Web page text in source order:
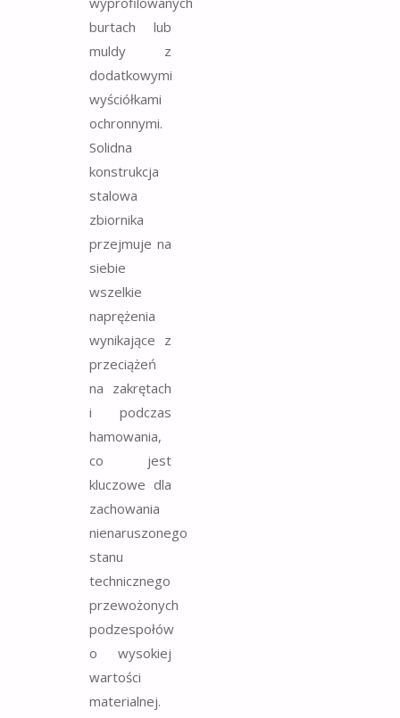
burtach lub
muldy z
dodatkowymi
wyściółkami
ochronnymi.
Solidna
konstrukcja
stalowa
zbiornika
przejmuje na
siebie
wszelkie
naprężenia
wynikające z
przeciążeń
na zakrętach
i podczas
hamowania,
co jest
kluczowe dla
zachowania
nienaruszonego
stanu
technicznego
przewożonych
podzespołów
o wysokiej
wartości
materialnej.